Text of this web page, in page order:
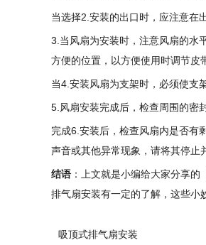
当选择2.安装的出口时，应注意在
3.当风扇为安装时，注意风扇的水
方便的位置，以方便使用时调节皮
当4.安装风扇为支架时，必须使支
5.风扇安装完成后，检查周围的密
完成6.安装后，检查风扇内是否有
声音或其他异常现象，请将其停止
结语 ：上文就是小编给大家分享
排气扇安装有一定的了解，这些小
吸顶式排气扇安装